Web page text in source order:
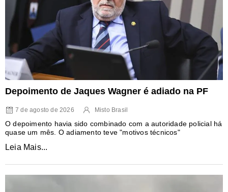
Depoimento de Jaques Wagner é adiado na PF
7 de agosto de 2026 Misto Brasil
O depoimento havia sido combinado com a autoridade policial há
quase um mês. O adiamento teve "motivos técnicos"
Leia Mais...